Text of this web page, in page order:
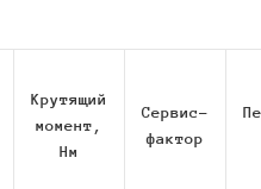
Крутящий
момент,
Нм
Сервис-
фактор